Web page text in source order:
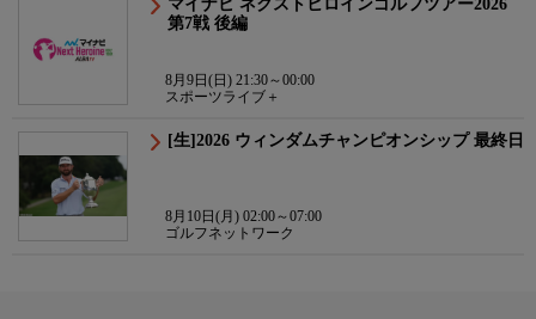
マイナビ ネクストヒロインゴルフツアー2026
第7戦 後編
8月9日(日) 21:30～00:00
スポーツライブ＋
[生]2026 ウィンダムチャンピオンシップ 最終日
8月10日(月) 02:00～07:00
ゴルフネットワーク